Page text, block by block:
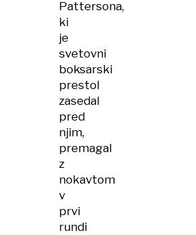
Pattersona,
ki
je
svetovni
boksarski
prestol
zasedal
pred
njim,
premagal
z
nokavtom
v
prvi
rundi